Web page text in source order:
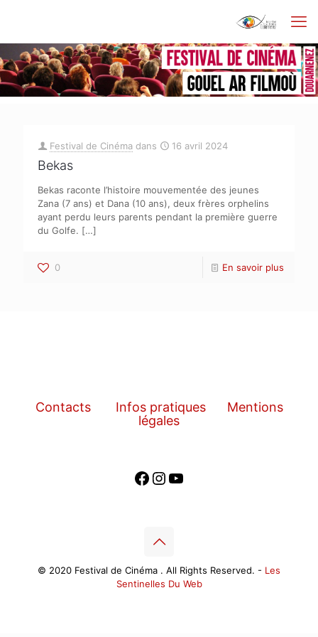
Festival de Cinéma dans 16 avril 2024
Bekas
Bekas raconte l’histoire mouvementée des jeunes
Zana (7 ans) et Dana (10 ans), deux frères orphelins
ayant perdu leurs parents pendant la première guerre
du Golfe. […]
0 En savoir plus
Contacts Infos pratiques
Mentions
légales
Facebook
Instagram
YouTube
© 2020 Festival de Cinéma . All Rights Reserved. - Les
Sentinelles Du Web